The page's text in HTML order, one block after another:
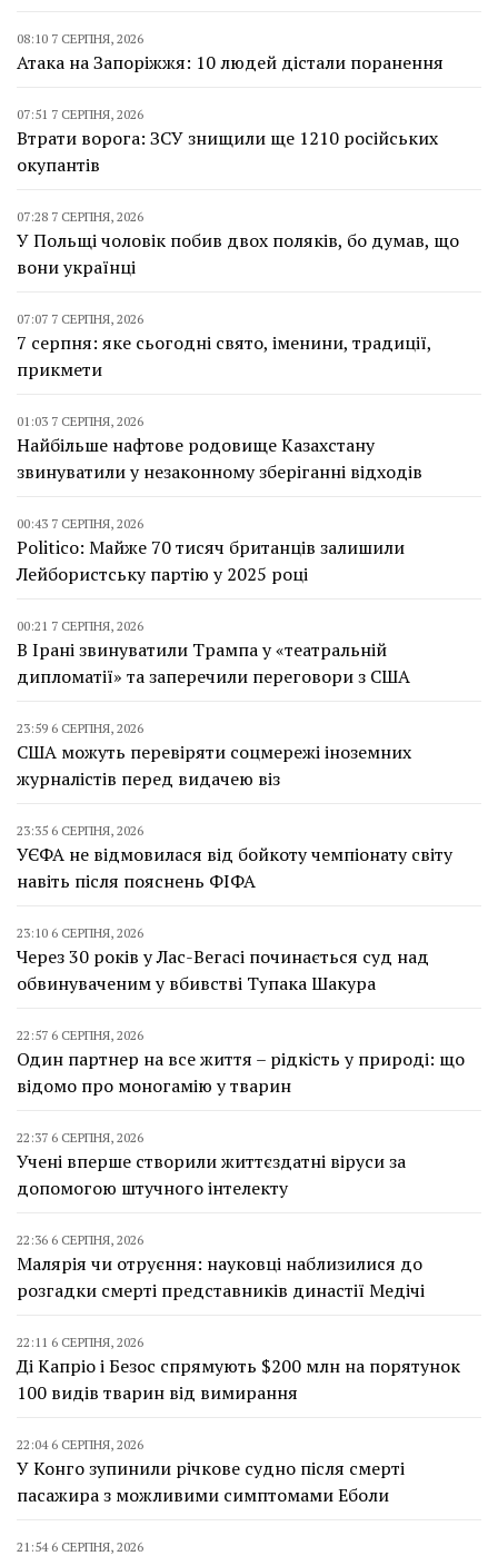
08:10 7 СЕРПНЯ, 2026
Атака на Запоріжжя: 10 людей дістали поранення
07:51 7 СЕРПНЯ, 2026
Втрати ворога: ЗСУ знищили ще 1210 російських
окупантів
07:28 7 СЕРПНЯ, 2026
У Польщі чоловік побив двох поляків, бо думав, що
вони українці
07:07 7 СЕРПНЯ, 2026
7 серпня: яке сьогодні свято, іменини, традиції,
прикмети
01:03 7 СЕРПНЯ, 2026
Найбільше нафтове родовище Казахстану
звинуватили у незаконному зберіганні відходів
00:43 7 СЕРПНЯ, 2026
Politico: Майже 70 тисяч британців залишили
Лейбористську партію у 2025 році
00:21 7 СЕРПНЯ, 2026
В Ірані звинуватили Трампа у «театральній
дипломатії» та заперечили переговори з США
23:59 6 СЕРПНЯ, 2026
США можуть перевіряти соцмережі іноземних
журналістів перед видачею віз
23:35 6 СЕРПНЯ, 2026
УЄФА не відмовилася від бойкоту чемпіонату світу
навіть після пояснень ФІФА
23:10 6 СЕРПНЯ, 2026
Через 30 років у Лас-Вегасі починається суд над
обвинуваченим у вбивстві Тупака Шакура
22:57 6 СЕРПНЯ, 2026
Один партнер на все життя – рідкість у природі: що
відомо про моногамію у тварин
22:37 6 СЕРПНЯ, 2026
Учені вперше створили життєздатні віруси за
допомогою штучного інтелекту
22:36 6 СЕРПНЯ, 2026
Малярія чи отруєння: науковці наблизилися до
розгадки смерті представників династії Медічі
22:11 6 СЕРПНЯ, 2026
Ді Капріо і Безос спрямують $200 млн на порятунок
100 видів тварин від вимирання
22:04 6 СЕРПНЯ, 2026
У Конго зупинили річкове судно після смерті
пасажира з можливими симптомами Еболи
21:54 6 СЕРПНЯ, 2026